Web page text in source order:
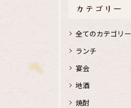
カテゴリー
全てのカテゴリー
ランチ
宴会
地酒
焼酎